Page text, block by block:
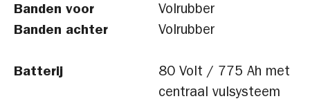
Banden voor
Volrubber
Banden achter
Volrubber
Batterij
80 Volt / 775 Ah met
centraal vulsysteem